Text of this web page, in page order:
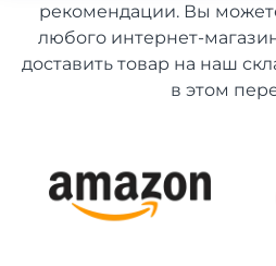
рекомендации. Вы
любого интернет-
доставить товар на наш
в этом